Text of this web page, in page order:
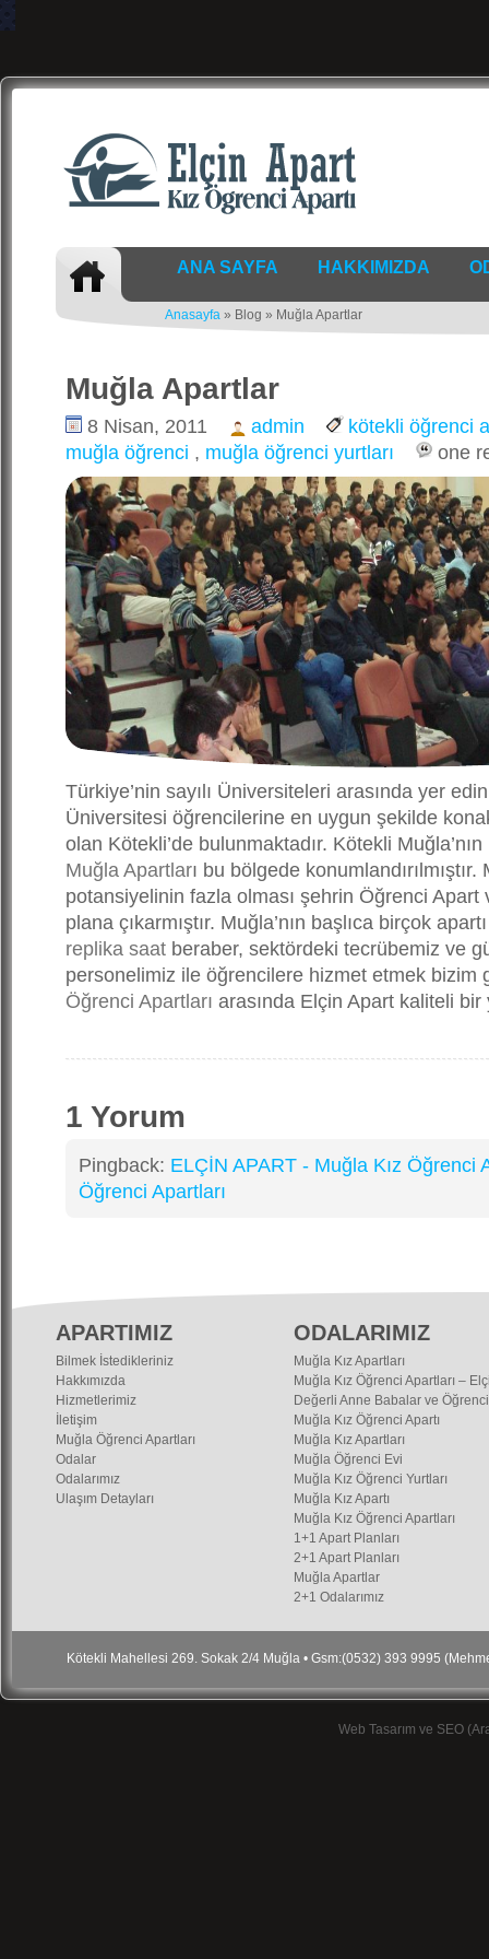
ANA SAYFA HAKKIMIZDA
Anasayfa » Blog » Muğla Apartlar
Muğla Apartlar
8 Nisan, 2011 admin
kötekli öğrenci
muğla öğrenci , muğla öğrenci yurtları one
Türkiye’nin sayılı Üniversiteleri arasında yer
Üniversitesi öğrencilerine en uygun şekilde
olan Kötekli’de bulunmaktadır. Kötekli
Muğla Apartları bu bölgede
potansiyelinin fazla olması şehrin Öğrenci Apart
plana çıkarmıştır. Muğla’nın başlıca birçok
replika saatberaber, sektördeki tecrübemiz ve
personelimiz ile öğrencilere hizmet etmek bizim
Öğrenci Apartları arasında Elçin Apart kaliteli bir
1 Yorum
Pingback: ELÇİN APART - Muğla Kız Öğrenci
Öğrenci Apartları
APARTIMIZ
Bilmek İstedikleriniz
Hakkımızda
Hizmetlerimiz
İletişim
Muğla Öğrenci Apartları
Odalar
Odalarımız
Ulaşım Detayları
ODALARIMIZ
Muğla Kız Apartları
Muğla Kız Öğrenci Apartları –
Değerli Anne Babalar ve
Muğla Kız Öğrenci Apartı
Muğla Kız Apartları
Muğla Öğrenci Evi
Muğla Kız Öğrenci Yurtları
Muğla Kız Apartı
Muğla Kız Öğrenci Apartları
1+1 Apart Planları
2+1 Apart Planları
Muğla Apartlar
2+1 Odalarımız
Kötekli Mahellesi 269. Sokak 2/4 Muğla • Gsm:(0532) 393 9995
Web Tasarım ve SEO